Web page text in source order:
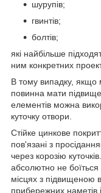
шурупів;
гвинтів;
болтів;
які найбільше
ним конкретних
В тому випадку, якщо
повинна мати
елементів можна
куточку отвори.
Стійке цинкове
пов'язані з
через корозію
абсолютно не боїться
місцях з підвищеною
прибережних наметів